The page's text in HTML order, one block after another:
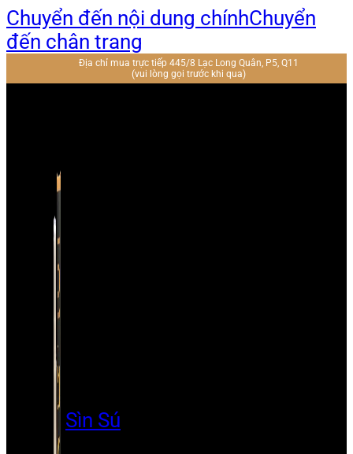
Chuyển đến nội dung chínhChuyển
đến chân trang
Địa chỉ mua trực tiếp 445/8 Lạc Long Quân, P5, Q11
(vui lòng gọi trước khi qua)
Sìn Sú